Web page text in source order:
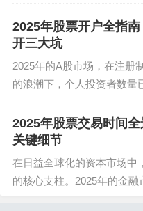
当市场恐慌时记住两个
示政策底临近。最近
数据显示新手净卖出
亿。要成为存活下来
屏"股灾"时打开现金
0%、股息率超过5%
民的心。回顾2024年底的震
2025年股票开户全指
开三大坑
2025年的A股市场，在注册
的浪潮下，个人投资者数量
收益翻倍"的案例，越来越多
2025年股票交易时间
关键细节
在日益全球化的资本市场中
的核心支柱。2025年的金